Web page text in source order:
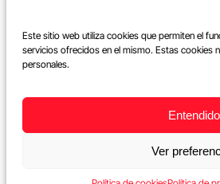
Este sitio web utiliza cookies que permiten el
servicios ofrecidos en el mismo. Estas cookies
personales.
Entendido
Ver
info@zenithsports.com Tlf: +34